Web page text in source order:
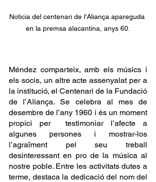
Noticia del centenari de l'Aliança apareguda
en la premsa alacantina, anys 60.
Méndez comparteix, amb els músics i
els socis, un altre acte assenyalat per a
la institució, el Centenari de la Fundació
de l’Aliança. Se celebra al mes de
desembre de l’any 1960 i és un moment
propici per  testimoniar l’afecte a
algunes persones i mostrar-los
l’agraïment pel seu treball
desinteressant en pro de la música al
nostre poble. Entre les activitats dutes a
terme, destaca la dedicació del nom del